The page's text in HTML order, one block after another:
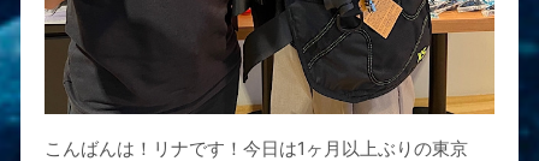
こんばんは！リナです！今日は1ヶ月以上ぶりの東京